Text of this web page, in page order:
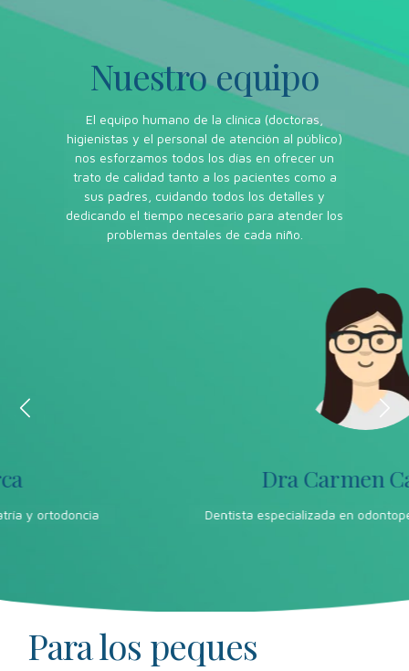
Nuestro equipo
El equipo humano de la clínica (doctoras,
higienistas y el personal de atención al público)
nos esforzamos todos los días en ofrecer un
trato de calidad tanto a los pacientes como a
sus padres, cuidando todos los detalles y
dedicando el tiempo necesario para atender los
problemas dentales de cada niño.
Dra Carmen Cabrera
Dentista especializada en odontopediatría y ortodoncia
Para los peques